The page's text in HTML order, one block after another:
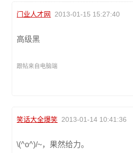
门业人才网 2013-01-15 15:27:40
高级黑
跟帖来自电脑端
笑话大全爆笑 2013-01-14 10:41:36
\(^o^)/~，果然给力。